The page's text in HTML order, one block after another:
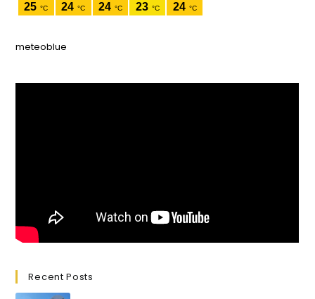
meteoblue
Recent Posts